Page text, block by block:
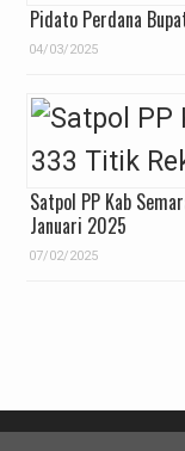
Pidato Perdana
04/03/2025
Satpol PP Kab
Januari 2025
07/02/2025